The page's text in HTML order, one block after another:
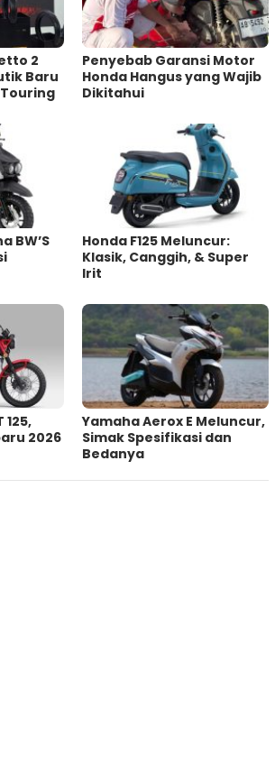
2
Baru
Penyebab Garansi Motor
Honda Hangus yang Wajib
Dikitahui
BW’S
Honda F125 Meluncur:
Klasik, Canggih, & Super
Irit
125,
2026
Yamaha Aerox E Meluncur,
Simak Spesifikasi dan
Bedanya